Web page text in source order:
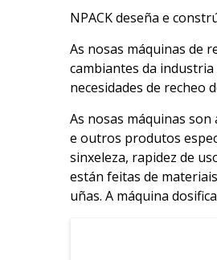
NPACK deseña e
As nosas máquinas de
cambiantes da
necesidades de recheo
As nosas máquinas
e outros produtos
sinxeleza, rapidez de
están feitas de
uñas. A máquina